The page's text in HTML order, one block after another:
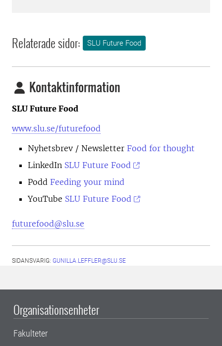
Relaterade sidor: SLU Future Food
Kontaktinformation
SLU Future Food
www.slu.se/futurefood
Nyhetsbrev / Newsletter Food for thought
LinkedIn SLU Future Food
Podd Feeding your mind
YouTube SLU Future Food
futurefood@slu.se
SIDANSVARIG: GUNILLA.LEFFLER@SLU.SE
Organisationsenheter
Fakulteter